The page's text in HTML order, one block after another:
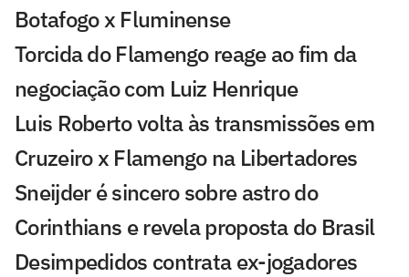
Botafogo x Fluminense
Torcida do Flamengo reage ao fim da
negociação com Luiz Henrique
Luis Roberto volta às transmissões em
Cruzeiro x Flamengo na Libertadores
Sneijder é sincero sobre astro do
Corinthians e revela proposta do Brasil
Desimpedidos contrata ex-jogadores